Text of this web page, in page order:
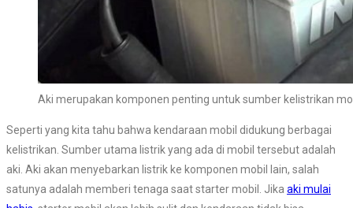
Aki merupakan komponen penting untuk sumber kelistrikan
Seperti yang kita tahu bahwa kendaraan mobil didukung berbagai
kelistrikan. Sumber utama listrik yang ada di mobil tersebut adalah
aki. Aki akan menyebarkan listrik ke komponen mobil lain, salah
satunya adalah memberi tenaga saat starter mobil. Jika aki mulai